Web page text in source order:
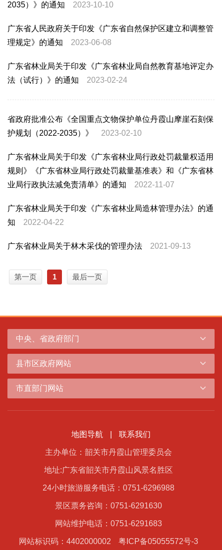
2035）》的通知
2023-10-10
广东省人民政府关于印发《广东省自然保护区建立和调整管
理规定》的通知
2023-06-08
广东省林业局关于印发《广东省林业局自然教育基地评定办
法（试行）》的通知
2023-02-24
省政府批准公布《全国重点文物保护单位丹霞山摩崖石刻保
护规划（2022-2035）》
2023-02-10
广东省林业局关于印发《广东省林业局行政处罚裁量权适用
规则》《广东省林业局行政处罚裁量基准表》和《广东省林
业局行政执法减免责清单》的通知
2022-11-07
广东省林业局关于印发《广东省林业局造林管理办法》的通
知
2022-04-22
广东省林业局关于林木采伐的管理办法 2021-09-13
第一页 1 最后一页
中央、省政府部门
县市区政府网站
市直部门网站
地图导航 联系我们
主办单位：韶关市丹霞山管理委员会
地址:广东省韶关市丹霞山风景名胜区
24小时旅游服务电话：0751-6296988
景区票务咨询：0751-6291630
网站维护电话：0751-6291683
网站标识码：4402000002 粤ICP备05055572号-3